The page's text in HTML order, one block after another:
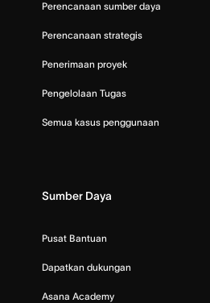
Perencanaan sumber daya
Perencanaan strategis
Penerimaan proyek
Pengelolaan Tugas
Semua kasus penggunaan
Sumber Daya
Pusat Bantuan
Dapatkan dukungan
Asana Academy